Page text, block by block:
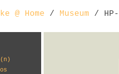
@ Home / Museum / HP-